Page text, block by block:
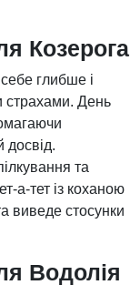
Козерога
глибше і
страхами. День
досвід.
та
а-тет із коханою
виведе стосунки
Водолія